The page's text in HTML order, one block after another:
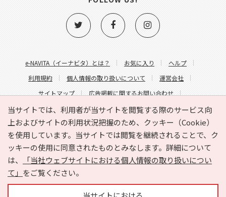
当サイトでは、利用者が当サイトを閲覧する際のサービス向
上およびサイトの利用状況把握のため、クッキー（Cookie）
を使用しています。当サイトでは閲覧を継続されることで、ク
ッキーの使用に同意されたものとみなします。詳細について
は、
「当社ウェブサイトにおける個人情報の取り扱いについ
て」 をご覧ください。
e-NAVITA（イーナビタ）とは？ お気に入り
ヘルプ
利用規約
個人情報の取り扱いについて
運営会社
サイトマップ
広告掲載に関するお問い合わせ
サイトの内容に関するお問い合わせ
Copyright © HYOJITO.Co.,Ltd. All Rights Reserved.